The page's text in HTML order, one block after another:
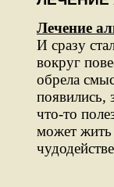
Лечение
И сразу
вокруг
обрела
появились,
что-то
может жить